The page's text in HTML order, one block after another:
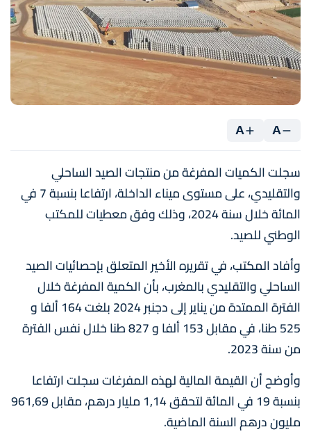
A
A
سجلت الكميات المفرغة من منتجات الصيد الساحلي
والتقليدي، على مستوى ميناء الداخلة، ارتفاعا بنسبة 7 في
المائة خلال سنة 2024، وذلك وفق معطيات للمكتب
الوطني للصيد.
وأفاد المكتب، في تقريره الأخير المتعلق بإحصائيات الصيد
الساحلي والتقليدي بالمغرب، بأن الكمية المفرغة خلال
الفترة الممتدة من يناير إلى دجنبر 2024 بلغت 164 ألفا و
525 طنا، في مقابل 153 ألفا و 827 طنا خلال نفس الفترة
من سنة 2023.
وأوضح أن القيمة المالية لهذه المفرغات سجلت ارتفاعا
بنسبة 19 في المائة لتحقق 1,14 مليار درهم، مقابل 961,69
مليون درهم السنة الماضية.